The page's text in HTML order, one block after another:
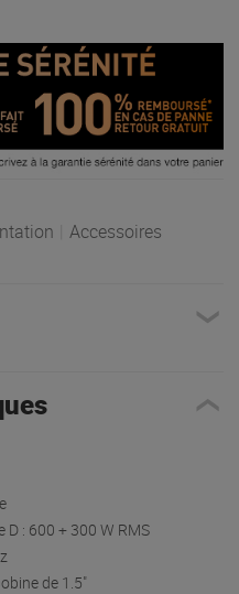
Accessoires
: 600 + 300 W RMS
de 1.5"